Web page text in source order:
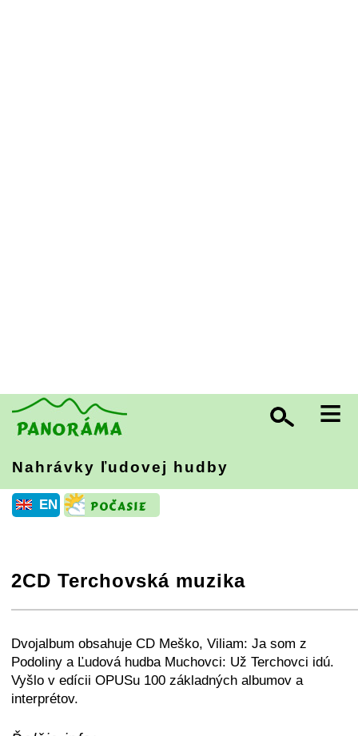
≡
Nahrávky ľudovej hudby
EN
2CD Terchovská muzika
+ − ⛶
Dvojalbum obsahuje CD Meško, Viliam: Ja som z
Podoliny a Ľudová hudba Muchovci: Už Terchovci idú.
Vyšlo v edícii OPUSu 100 základných albumov a
interprétov.